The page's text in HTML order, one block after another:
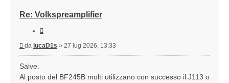
Re: Volkspreamplifier
Messaggio
da lucaD1s » 27 lug 2026, 13:33
Salve.
Al posto del BF245B molti utilizzano con successo il J113 o